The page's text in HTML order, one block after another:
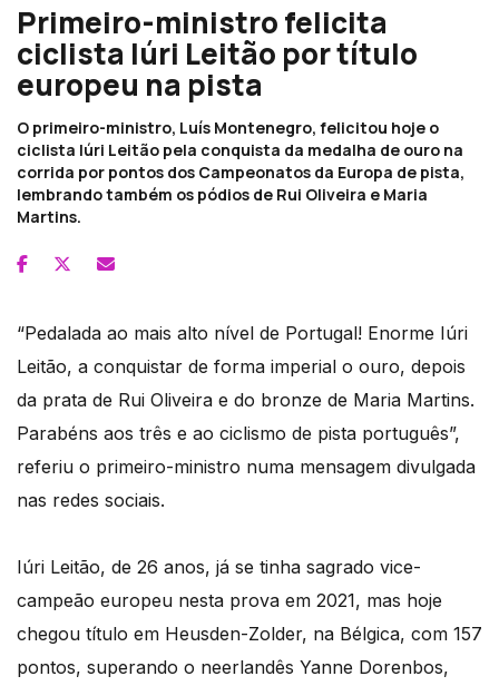
Primeiro-ministro felicita
ciclista Iúri Leitão por título
europeu na pista
O primeiro-ministro, Luís Montenegro, felicitou hoje o
ciclista Iúri Leitão pela conquista da medalha de ouro na
corrida por pontos dos Campeonatos da Europa de pista,
lembrando também os pódios de Rui Oliveira e Maria
Martins.
“Pedalada ao mais alto nível de Portugal! Enorme Iúri
Leitão, a conquistar de forma imperial o ouro, depois
da prata de Rui Oliveira e do bronze de Maria Martins.
Parabéns aos três e ao ciclismo de pista português”,
referiu o primeiro-ministro numa mensagem divulgada
nas redes sociais.
Iúri Leitão, de 26 anos, já se tinha sagrado vice-
campeão europeu nesta prova em 2021, mas hoje
chegou título em Heusden-Zolder, na Bélgica, com 157
pontos, superando o neerlandês Yanne Dorenbos,